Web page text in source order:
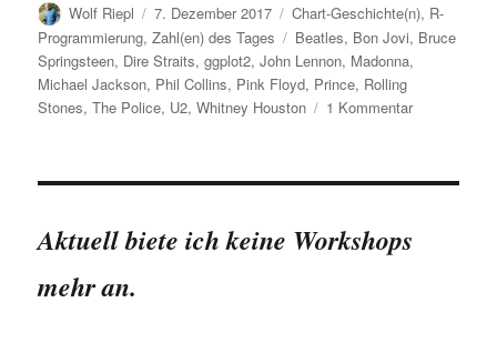
Autor
Wolf Riepl
Veröffentlicht
am
7. Dezember 2017 Kategorien
Chart-Geschichte(n), R-
Programmierung,Zahl(en) des Tages Schlagwörter
Beatles, Bon Jovi, Bruce
Springsteen, Dire Straits,ggplot2,John Lennon, Madonna,
Michael Jackson, Phil Collins, Pink Floyd, Prince, Rolling
Stones,The Police, U2,Whitney Houston 1 Kommentarzu
Aktuell biete ich keine Workshops
mehr an.